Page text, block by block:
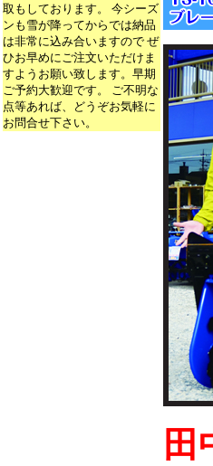
取もしております。 今シーズ
ンも雪が降ってからでは納品
は非常に込み合いますので ぜ
ひお早めにご注文いただけま
すようお願い致します。早期
ご予約大歓迎です。 ご不明な
点等あれば、どうぞお気軽に
お問合せ下さい。
田